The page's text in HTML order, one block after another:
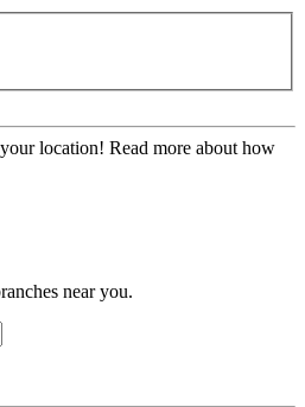
location! Read more about how
near you.